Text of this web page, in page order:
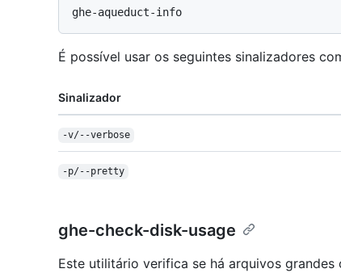
É possível usar os seguintes sinalizadores
Sinalizador
-v/--verbose
-p/--pretty
ghe-check-disk-usage
Este utilitário verifica se há arquivos